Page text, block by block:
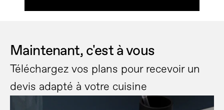
Maintenant, c'est à vous
Téléchargez vos plans pour recevoir un
devis adapté à votre cuisine